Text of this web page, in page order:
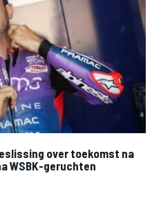
over toekomst na
WSBK-geruchten